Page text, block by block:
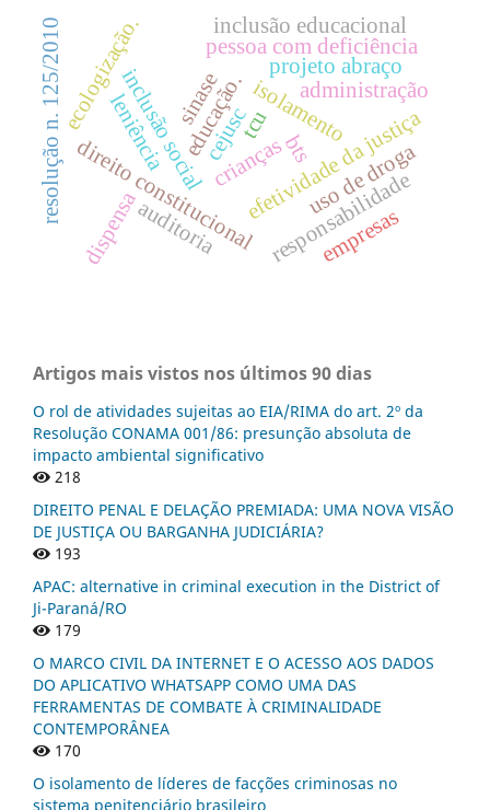
direito constitucional
isolamento
inclusão socialeducação.
projeto abraço
efetividade da justiça
cejusc
resolução n. 125/2010 crianças
sinase
responsabilidade
ecologização. pessoa com deficiência
inclusão educacional
bts
administração
dispensa
uso de droga
auditoria
leniência
empresas
tcu
Artigos mais vistos nos últimos 90 dias
O rol de atividades sujeitas ao EIA/RIMA do art. 2º da
Resolução CONAMA 001/86: presunção absoluta de
impacto ambiental significativo
218
DIREITO PENAL E DELAÇÃO PREMIADA: UMA NOVA VISÃO
DE JUSTIÇA OU BARGANHA JUDICIÁRIA?
193
APAC: alternative in criminal execution in the District of
Ji-Paraná/RO
179
O MARCO CIVIL DA INTERNET E O ACESSO AOS DADOS
DO APLICATIVO WHATSAPP COMO UMA DAS
FERRAMENTAS DE COMBATE À CRIMINALIDADE
CONTEMPORÂNEA
170
O isolamento de líderes de facções criminosas no
sistema penitenciário brasileiro